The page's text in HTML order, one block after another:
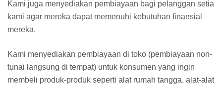
Kami juga menyediakan pembiayaan bagi pelanggan setia
kami agar mereka dapat memenuhi kebutuhan finansial
mereka.
Kami menyediakan pembiayaan di toko (pembiayaan non-
tunai langsung di tempat) untuk konsumen yang ingin
membeli produk-produk seperti alat rumah tangga, alat-alat